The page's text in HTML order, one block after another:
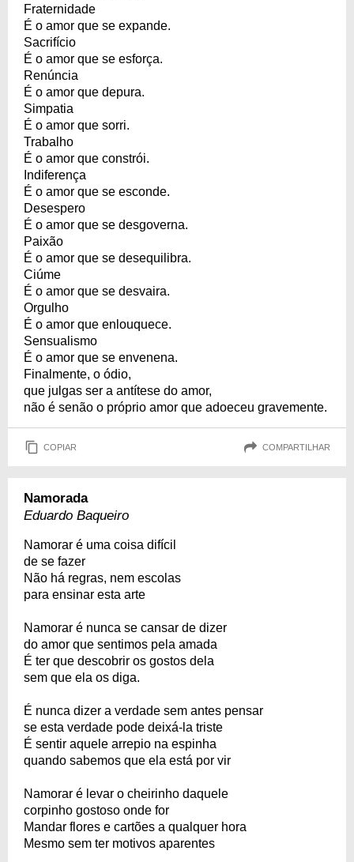
Fraternidade
É o amor que se expande.
Sacrifício
É o amor que se esforça.
Renúncia
É o amor que depura.
Simpatia
É o amor que sorri.
Trabalho
É o amor que constrói.
Indiferença
É o amor que se esconde.
Desespero
É o amor que se desgoverna.
Paixão
É o amor que se desequilibra.
Ciúme
É o amor que se desvaira.
Orgulho
É o amor que enlouquece.
Sensualismo
É o amor que se envenena.
Finalmente, o ódio,
que julgas ser a antítese do amor,
não é senão o próprio amor que adoeceu gravemente.
COPIAR COMPARTILHAR
Namorada
Eduardo Baqueiro
Namorar é uma coisa difícil
de se fazer
Não há regras, nem escolas
para ensinar esta arte
Namorar é nunca se cansar de dizer
do amor que sentimos pela amada
É ter que descobrir os gostos dela
sem que ela os diga.
É nunca dizer a verdade sem antes pensar
se esta verdade pode deixá-la triste
É sentir aquele arrepio na espinha
quando sabemos que ela está por vir
Namorar é levar o cheirinho daquele
corpinho gostoso onde for
Mandar flores e cartões a qualquer hora
Mesmo sem ter motivos aparentes